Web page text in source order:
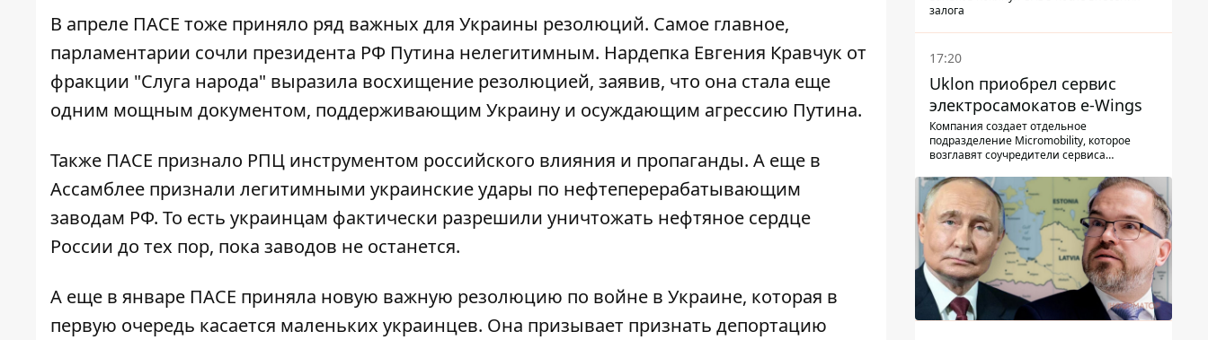
В апреле ПАСЕ тоже приняло ряд важных для Украины резолюций. Самое главное,
парламентарии сочли президента РФ Путина нелегитимным. Нардепка Евгения Кравчук от
фракции "Слуга народа" выразила восхищение резолюцией, заявив, что она стала еще
одним мощным документом, поддерживающим Украину и осуждающим агрессию Путина.
Также ПАСЕ признало РПЦ инструментом российского влияния и пропаганды. А еще в
Ассамблее признали легитимными украинские удары по нефтеперерабатывающим
заводам РФ. То есть украинцам фактически разрешили уничтожать нефтяное сердце
России до тех пор, пока заводов не останется.
А еще в январе ПАСЕ приняла новую важную резолюцию по войне в Украине, которая в
первую очередь касается маленьких украинцев. Она призывает признать депортацию
залога
17:20
Uklon приобрел сервис
электросамокатов e-Wings
Компания создает отдельное
подразделение Micromobility, которое
возглавят соучредители сервиса